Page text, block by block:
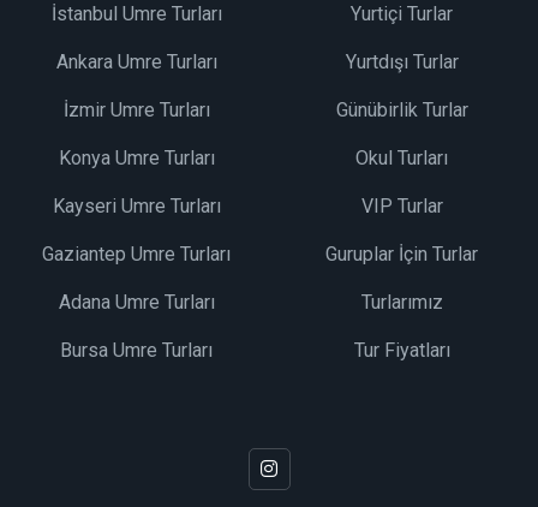
İstanbul Umre Turları
Ankara Umre Turları
İzmir Umre Turları
Konya Umre Turları
Kayseri Umre Turları
Gaziantep Umre Turları
Adana Umre Turları
Bursa Umre Turları
Yurtiçi Turlar
Yurtdışı Turlar
Günübirlik Turlar
Okul Turları
VIP Turlar
Guruplar İçin Turlar
Turlarımız
Tur Fiyatları